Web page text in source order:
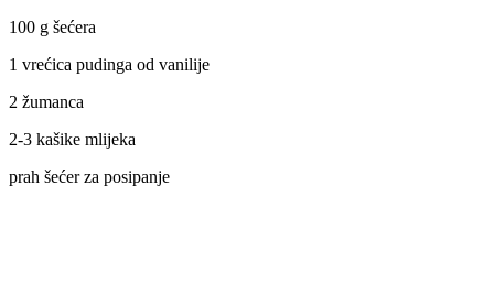
100 g šećera
1 vrećica pudinga od vanilije
2 žumanca
2-3 kašike mlijeka
prah šećer za posipanje